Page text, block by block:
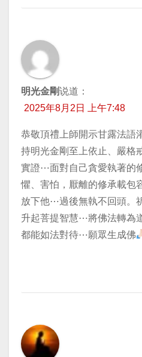
明光金剛说道：
2025年8月2日 上午7:48
恭敬頂禮上師開示甘露法語
持明光金剛至上依止、嚴格
實證⋯面對自己貪愛執著的
懼、害怕，厭離的修承載包
放下他⋯過後無執不回頭。
升起菩提智慧⋯將佛法轉為
都能如法對待⋯願眾生成佛